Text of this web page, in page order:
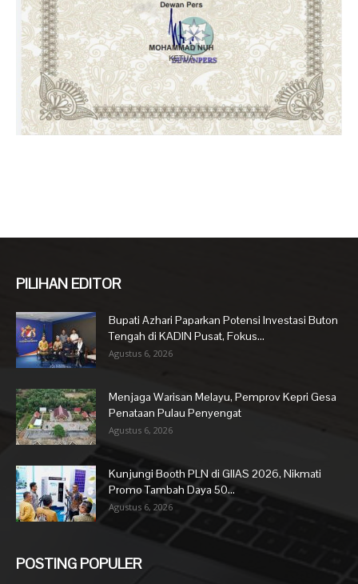
PILIHAN EDITOR
Bupati Azhari Paparkan Potensi Investasi Buton
Tengah di KADIN Pusat, Fokus...
Agustus 6, 2026
Menjaga Warisan Melayu, Pemprov Kepri Gesa
Penataan Pulau Penyengat
Agustus 6, 2026
Kunjungi Booth PLN di GIIAS 2026, Nikmati
Promo Tambah Daya 50...
Agustus 6, 2026
POSTING POPULER